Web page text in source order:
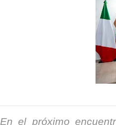
Regionetnoticias / La
Regionetnoticias /
Regionetnoticias /
En el próximo